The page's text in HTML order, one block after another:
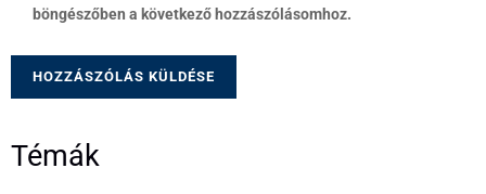
böngészőben a következő hozzászólásomhoz.
Témák